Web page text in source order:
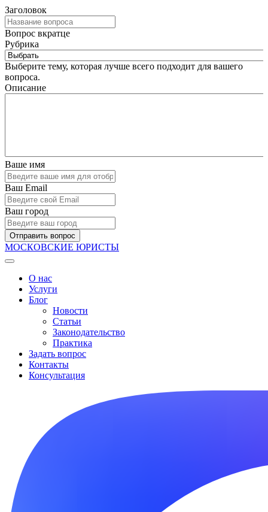
Заголовок
Вопрос вкратце
Рубрика
Выберите тему, которая лучше всего подходит для вашего
вопроса.
Описание
Ваше имя
Ваш Email
Ваш город
Отправить вопрос
МОСКОВСКИЕ ЮРИСТЫ
О нас
Услуги
Блог
Новости
Статьи
Законодательство
Практика
Задать вопрос
Контакты
Консультация